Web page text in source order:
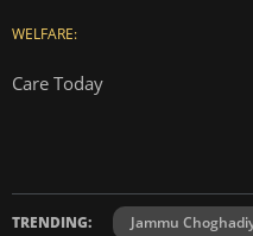
WELFARE:
Care Today
TRENDING: Jammu